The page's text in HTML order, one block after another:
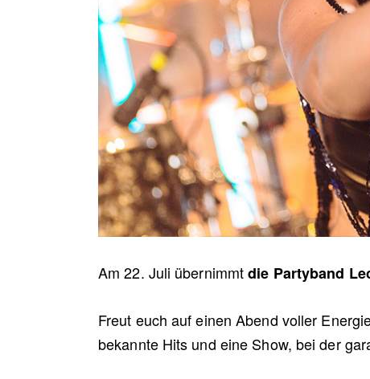
Am 22. Juli übernimmtdie Partyband
Freut euch auf einen Abend voller
bekannte Hits und eine Show, bei der